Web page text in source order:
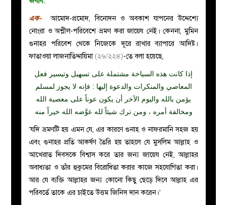
ইসলাহী
মজলিস
প্রশ্ন
করুন
এক-
আমোদ-প্রমোদ, বিনোদন ও অবকাশ যাপনের উদ্দেশ্যে
নোংরা ও অশ্লীল-পরিবেশে ভ্রমণ করা জায়েয নেই। কেননা, মুমিন
গুনাহর পরিবেশ থেকে নিজেকে দূরে রাখার ব্যাপারে আদিষ্ট।
ফাতাওয়া লাজনাতিদ্দায়িমা(২৬/২২৪)-তে বলা হয়েছে,
إذا كانت هذه السياحة مشتملة على تسهيل وتيسير فعل
المعاصي والمنكرات والدعوة إليها : فإنه لا يجوز لمسلم
يؤمن بالله واليوم الآخر أن يكون عوناً على معصية الله
ومخالفة أمره ، ومن ترك شيئاً لله عوَّضه الله خيراً منه
‘যদি ভ্রমণটি হয় এমন যে, এর কারণে গুনাহ ও নাফরমানি সহজ হয়
এবং গুনাহর প্রতি আকর্ষণ তৈরি হয় তাহলে যে মুসলিম আল্লাহ ও
আখেরাত দিবসকে বিশ্বাস করে তার জন্য জায়েয নেই, আল্লাহর
অবাধ্যতা ও তাঁর হুকুমের বিরোধিতা করার কাজে সহযোগিতা করা।
আর যে ব্যক্তি আল্লাহর জন্য কোনো কিছু ছেড়ে দিবে আল্লাহ এর
পরিবর্তে তাকে এর চাইতে উত্তম জিনিস দান করেন।’